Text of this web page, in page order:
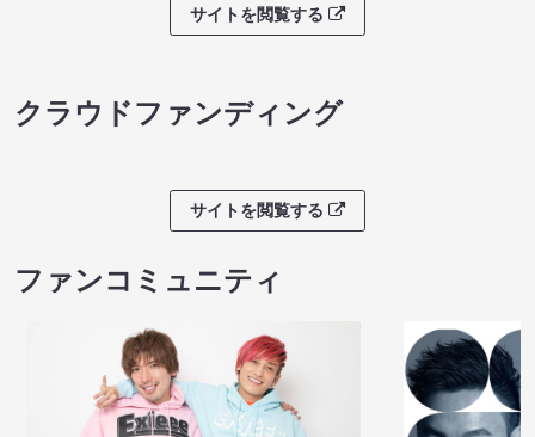
サイトを閲覧する
クラウドファンディング
サイトを閲覧する
ファンコミュニティ